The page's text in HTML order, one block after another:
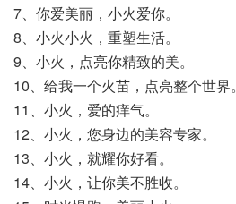
7、你爱美丽，小火爱你。
8、小火小火，重塑生活。
9、小火，点亮你精致的美。
10、给我一个火苗，点亮整个世界。
11、小火，爱的痒气。
12、小火，您身边的美容专家。
13、小火，就耀你好看。
14、小火，让你美不胜收。